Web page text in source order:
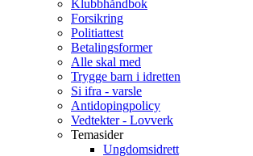
Klubbhåndbok
Forsikring
Politiattest
Betalingsformer
Alle skal med
Trygge barn i idretten
Si ifra - varsle
Antidopingpolicy
Vedtekter - Lovverk
Temasider
Ungdomsidrett